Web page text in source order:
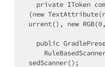
(new
urrent(), new
sedScanner();